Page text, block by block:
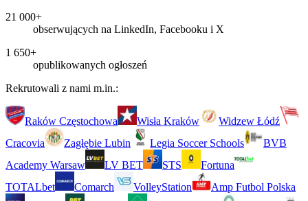
21 000+
obserwujących na LinkedIn, Facebooku i X
1 650+
opublikowanych ogłoszeń
Rekrutowali z nami m.in.:
Raków Częstochowa Wisła Kraków
Widzew Łódź
Cracovia
Zagłębie Lubin Legia Soccer Schools
BVB
Academy Warsaw
LV BET STS
Fortuna
TOTALbet
Comarch VolleyStation
Amp Futbol Polska